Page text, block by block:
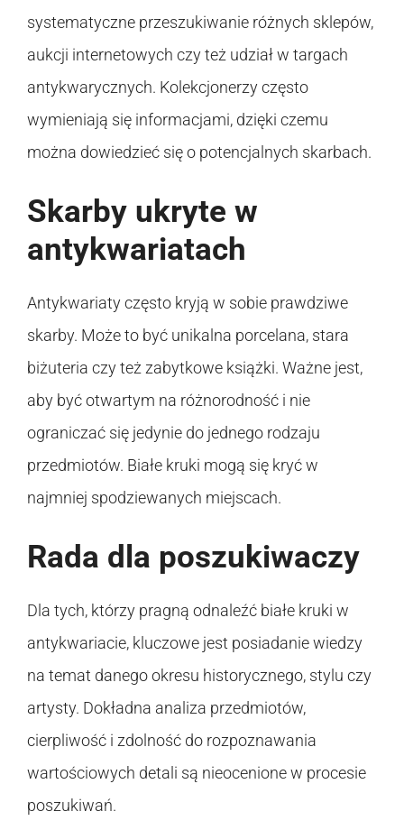
systematyczne przeszukiwanie różnych sklepów,
aukcji internetowych czy też udział w targach
antykwarycznych. Kolekcjonerzy często
wymieniają się informacjami, dzięki czemu
można dowiedzieć się o potencjalnych skarbach.
Skarby ukryte w
antykwariatach
Antykwariaty często kryją w sobie prawdziwe
skarby. Może to być unikalna porcelana, stara
biżuteria czy też zabytkowe książki. Ważne jest,
aby być otwartym na różnorodność i nie
ograniczać się jedynie do jednego rodzaju
przedmiotów. Białe kruki mogą się kryć w
najmniej spodziewanych miejscach.
Rada dla poszukiwaczy
Dla tych, którzy pragną odnaleźć białe kruki w
antykwariacie, kluczowe jest posiadanie wiedzy
na temat danego okresu historycznego, stylu czy
artysty. Dokładna analiza przedmiotów,
cierpliwość i zdolność do rozpoznawania
wartościowych detali są nieocenione w procesie
poszukiwań.